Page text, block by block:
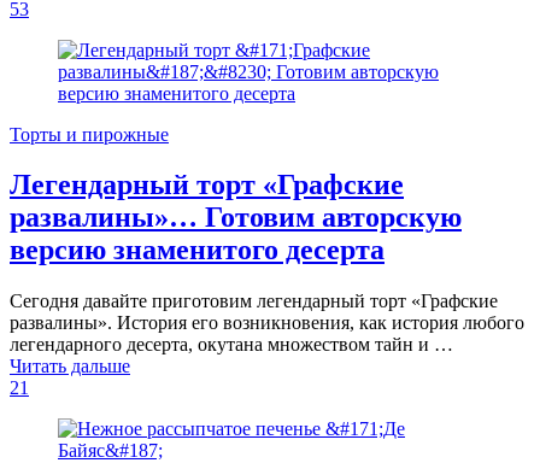
53
Торты и пирожные
Легендарный торт «Графские
развалины»… Готовим авторскую
версию знаменитого десерта
Сегодня давайте приготовим легендарный торт «Графские
развалины». История его возникновения, как история любого
легендарного десерта, окутана множеством тайн и …
Читать дальше
21